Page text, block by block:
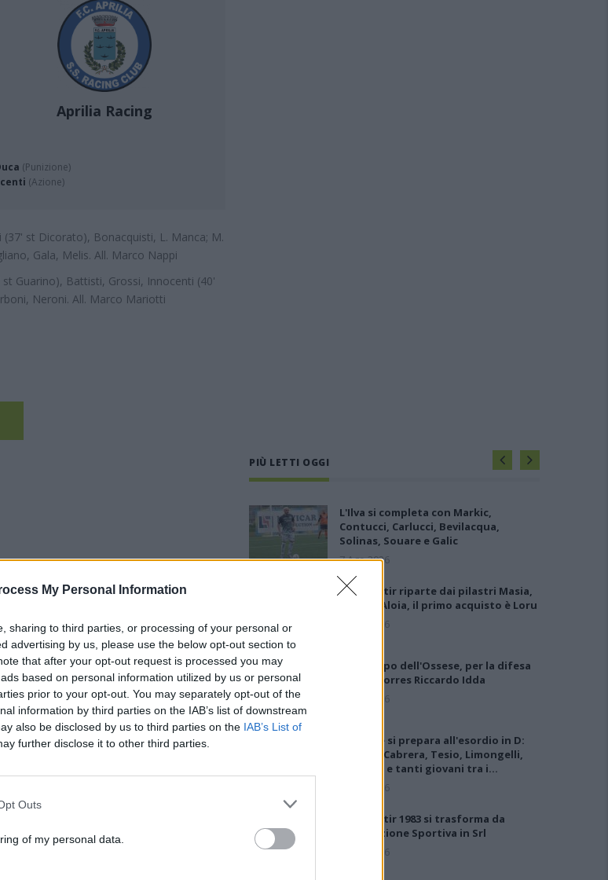
My Personal Information
sharing to third parties, or processing of your personal or
advertising by us, please use the below opt-out section to
that after your opt-out request is processed you may
based on personal information utilized by us or personal
prior to your opt-out. You may separately opt-out of the
information by third parties on the IAB’s list of downstream
also be disclosed by us to third parties on the IAB’s List of
further disclose it to other third parties.
Outs
of my personal data.
Aprilia Racing
(Punizione)
(Azione)
st Dicorato), Bonacquisti, L. Manca; M.
Gala, Melis. All. Marco Nappi
Guarino), Battisti, Grossi, Innocenti (40'
Neroni. All. Marco Mariotti
PIÙ LETTI OGGI
L'Ilva si completa con Markic,
Contucci, Carlucci, Bevilacqua,
Solinas, Souare e Galic
7 Ago 2026
Il Monastir riparte dai pilastri Masia,
Pinna e Aloia, il primo acquisto è Loru
7 Ago 2026
Gran colpo dell'Ossese, per la difesa
c'è l'ex Torres Riccardo Idda
7 Ago 2026
L'Ossese si prepara all'esordio in D:
Forzati, Cabrera, Tesio, Limongelli,
Bolzicco e tanti giovani tra i…
7 Ago 2026
Il Monastir 1983 si trasforma da
Associazione Sportiva in Srl
7 Ago 2026